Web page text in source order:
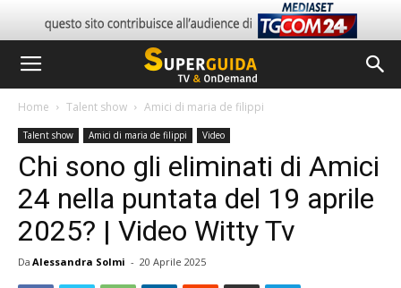
Home Talent show Amici di maria de filippi
Talent show Amici di maria de filippi Video
Chi sono gli eliminati di Amici
24 nella puntata del 19 aprile
2025? | Video Witty Tv
Da Alessandra Solmi - 20 Aprile 2025